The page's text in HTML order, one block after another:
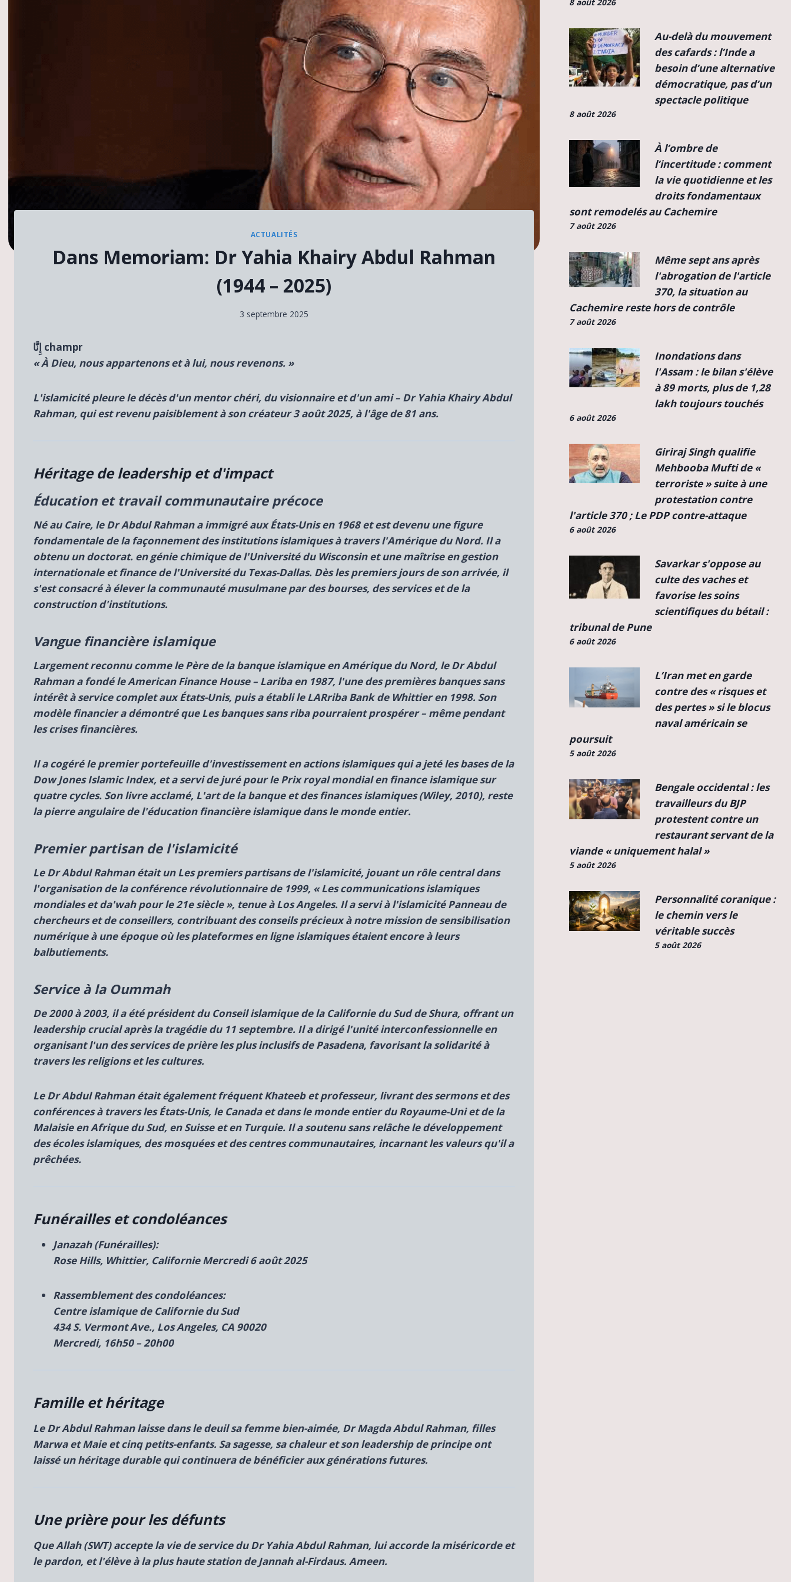
ACTUALITÉS
Dans Memoriam: Dr Yahia Khairy Abdul Rahman
(1944 – 2025)
3 septembre 2025
إِنَّا champr
« À Dieu, nous appartenons et à lui, nous revenons. »
L'islamicité pleure le décès d'un mentor chéri, du visionnaire et d'un ami – Dr Yahia Khairy Abdul
Rahman, qui est revenu paisiblement à son créateur3 août 2025, à l'âge de 81 ans.
Héritage de leadership et d'impact
Éducation et travail communautaire précoce
Né au Caire, le Dr Abdul Rahman a immigré aux États-Unis en 1968 et est devenu une figure
fondamentale de la façonnement des institutions islamiques à travers l'Amérique du Nord. Il a
obtenu un doctorat. en génie chimique de l'Université du Wisconsin et une maîtrise en gestion
internationale et finance de l'Université du Texas-Dallas. Dès les premiers jours de son arrivée, il
s'est consacré à élever la communauté musulmane par des bourses, des services et de la
construction d'institutions.
Vangue financière islamique
Largement reconnu comme lePère de la banque islamique en Amérique du Nord, le Dr Abdul
Rahman a fondé leAmerican Finance House – Lariba en 1987, l'une des premières banques sans
intérêt à service complet aux États-Unis, puis a établi leLARriba Bank de Whittier en 1998. Son
modèle financier a démontré queLes banques sans riba pourraient prospérer – même pendant
les crises financières.
Il a cogéré le premier portefeuille d'investissement en actions islamiques qui a jeté les bases de la
Dow Jones Islamic Index, et a servi de juré pour lePrix ​​royal mondial en finance islamique sur
quatre cycles. Son livre acclamé, L'art de la banque et des finances islamiques (Wiley, 2010), reste
la pierre angulaire de l'éducation financière islamique dans le monde entier.
Premier partisan de l'islamicité
Le Dr Abdul Rahman était unLes premiers partisans de l'islamicité, jouant un rôle central dans
l'organisation de la conférence révolutionnaire de 1999, « Les communications islamiques
mondiales et da'wah pour le 21e siècle », tenue à Los Angeles. Il a servi à l'islamicitéPanneau de
chercheurs et de conseillers, contribuant des conseils précieux à notre mission de sensibilisation
numérique à une époque où les plateformes en ligne islamiques étaient encore à leurs
balbutiements.
Service à la Oummah
De 2000 à 2003, il a été président du Conseil islamique de la Californie du Sud de Shura, offrant un
leadership crucial après la tragédie du 11 septembre. Il a dirigé l'unité interconfessionnelle en
organisant l'un des services de prière les plus inclusifs de Pasadena, favorisant la solidarité à
travers les religions et les cultures.
Le Dr Abdul Rahman était également fréquentKhateeb et professeur, livrant des sermons et des
conférences à travers les États-Unis, le Canada et dans le monde entier du Royaume-Uni et de la
Malaisie en Afrique du Sud, en Suisse et en Turquie. Il a soutenu sans relâche le développement
des écoles islamiques, des mosquées et des centres communautaires, incarnant les valeurs qu'il a
prêchées.
Funérailles et condoléances
Janazah (Funérailles):
Rose Hills, Whittier, CalifornieMercredi 6 août 2025
Rassemblement des condoléances:
Centre islamique de Californie du Sud
434 S. Vermont Ave., Los Angeles, CA 90020
Mercredi, 16h50 – 20h00
Famille et héritage
Le Dr Abdul Rahman laisse dans le deuil sa femme bien-aimée, Dr Magda Abdul Rahman, filles
Marwa etMaie et cinq petits-enfants. Sa sagesse, sa chaleur et son leadership de principe ont
laissé un héritage durable qui continuera de bénéficier aux générations futures.
Une prière pour les défunts
Que Allah (SWT) accepte la vie de service du Dr Yahia Abdul Rahman, lui accorde la miséricorde et
le pardon, et l'élève à la plus haute station deJannah al-Firdaus. Ameen.
Au-delà du mouvement
des cafards : l’Inde a
besoin d’une alternative
démocratique, pas d’un
spectacle politique
8 août 2026
À l’ombre de
l’incertitude : comment
la vie quotidienne et les
droits fondamentaux
sont remodelés au Cachemire
7 août 2026
Même sept ans après
l'abrogation de l'article
370, la situation au
Cachemire reste hors de contrôle
7 août 2026
Inondations dans
l'Assam : le bilan s'élève
à 89 morts, plus de 1,28
lakh toujours touchés
6 août 2026
Giriraj Singh qualifie
Mehbooba Mufti de «
terroriste » suite à une
protestation contre
l'article 370 ; Le PDP contre-attaque
6 août 2026
Savarkar s'oppose au
culte des vaches et
favorise les soins
scientifiques du bétail :
tribunal de Pune
6 août 2026
L’Iran met en garde
contre des « risques et
des pertes » si le blocus
naval américain se
poursuit
5 août 2026
Bengale occidental : les
travailleurs du BJP
protestent contre un
restaurant servant de la
viande « uniquement halal »
5 août 2026
Personnalité coranique :
le chemin vers le
véritable succès
5 août 2026